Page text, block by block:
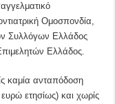
Ομοσπονδία,
Συλλόγων Ελλάδος
Ελλάδος.
καμία ανταπόδοση
ετησίως) και χωρίς